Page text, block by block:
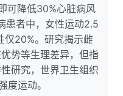
可降低30%心脏病风
患者中，女性运动2.5
仅20%。研究揭示雌
势等生理差异，但指
研究，世界卫生组织
度运动。